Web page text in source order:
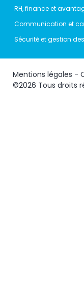
RH, finance et
Communication et
Sécurité et gestion
Mentions légales -
©2026 Tous droits